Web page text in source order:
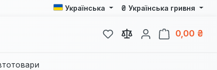
Українська ₴ Українська гривня
У вас є 0 у списку бажань
0,00 ₴